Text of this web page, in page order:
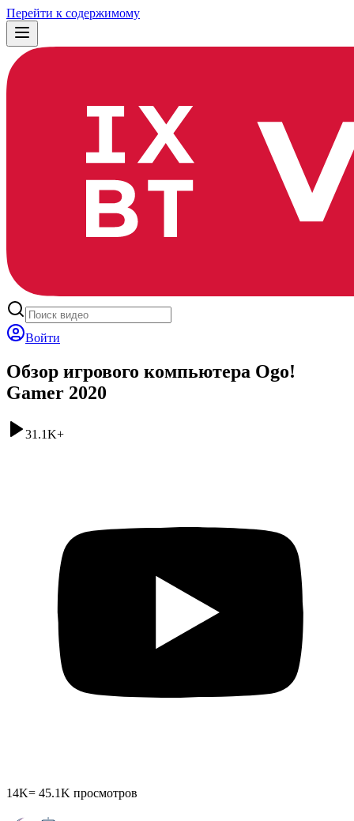
Перейти к содержимому
Войти
Обзор игрового компьютера Ogo!
Gamer 2020
31.1K+
14K= 45.1K просмотров